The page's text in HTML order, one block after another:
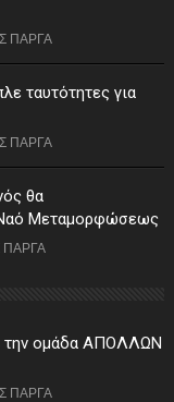
ΠΑΡΓΑ
ταυτότητες για
ΠΑΡΓΑ
θα
Ναό Μεταμορφώσεως
5 Αυγούστου
ΠΑΡΓΑ
την ομάδα ΑΠΟΛΛΩΝ
ΠΑΡΓΑ